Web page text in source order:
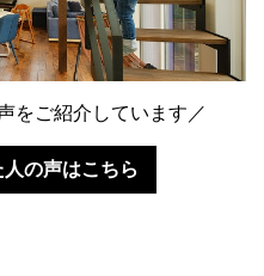
をご紹介しています／
の声はこちら